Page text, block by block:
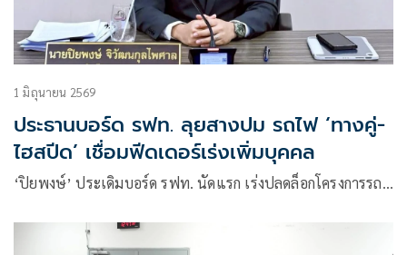
1 มิถุนายน 2569
ประธานบอร์ด รฟท. ลุยสางปม รถไฟ ‘ทางคู่-
ไฮสปีด’ เชื่อมฟีดเดอร์เร่งเพิ่มบุคคล
‘ปิยพงษ์’ ประเดิมบอร์ด รฟท. นัดแรก เร่งปลดล็อกโครงการรถ…